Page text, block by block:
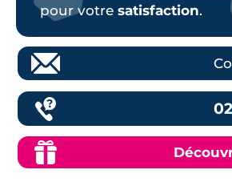
pour votre satisfaction.